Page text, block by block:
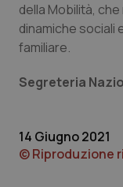
Sardegna
Umbria
Malattia di
della Mobilità,
dinamiche sociali
familiare.
Segreteria
14 Giugno 2021
© Riproduzione